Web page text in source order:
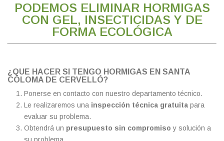
PODEMOS ELIMINAR HORMIGAS
CON GEL, INSECTICIDAS Y DE
FORMA ECOLÓGICA
¿QUE HACER SI TENGO HORMIGAS EN SANTA
COLOMA DE CERVELLÓ?
Ponerse en contacto con nuestro departamento técnico.
Le realizaremos una inspección técnica gratuitapara
evaluar su problema.
Obtendrá un presupuesto sin compromiso y solución a
su problema.